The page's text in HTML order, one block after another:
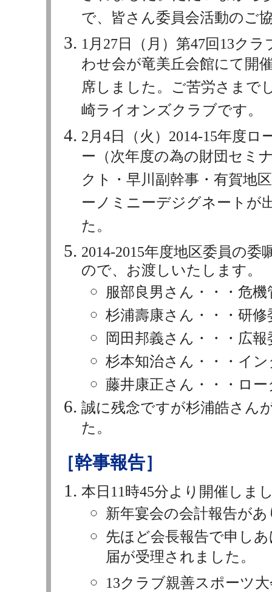
で、皆さん委員会活動のご
1月27日（月）第47回13ク
わせ会が竜美丘会館にて開
席しました。ご苦労さまで
崎ライオンズクラブです。
2月4日（火）2014-15年度
ー（次年度の為の財団セミ
クト・早川副幹事・有賀地
ーノミニーデジグネートが
た。
2014-2015年度地区委員の
ので、お渡しいたします。
服部良男さん・・・危
杉浦壽康さん・・・研修
岡田邦義さん・・・広報
杉本知治さん・・・イ
藤井康正さん・・・ロ
誠に残念ですが杉浦皓さん
た。
［幹事報告］
本日11時45分より開催しま
新年宴会の会計報告が
先ほど会長報告で申し
届が受理されました。
13クラブ親善スポーツ